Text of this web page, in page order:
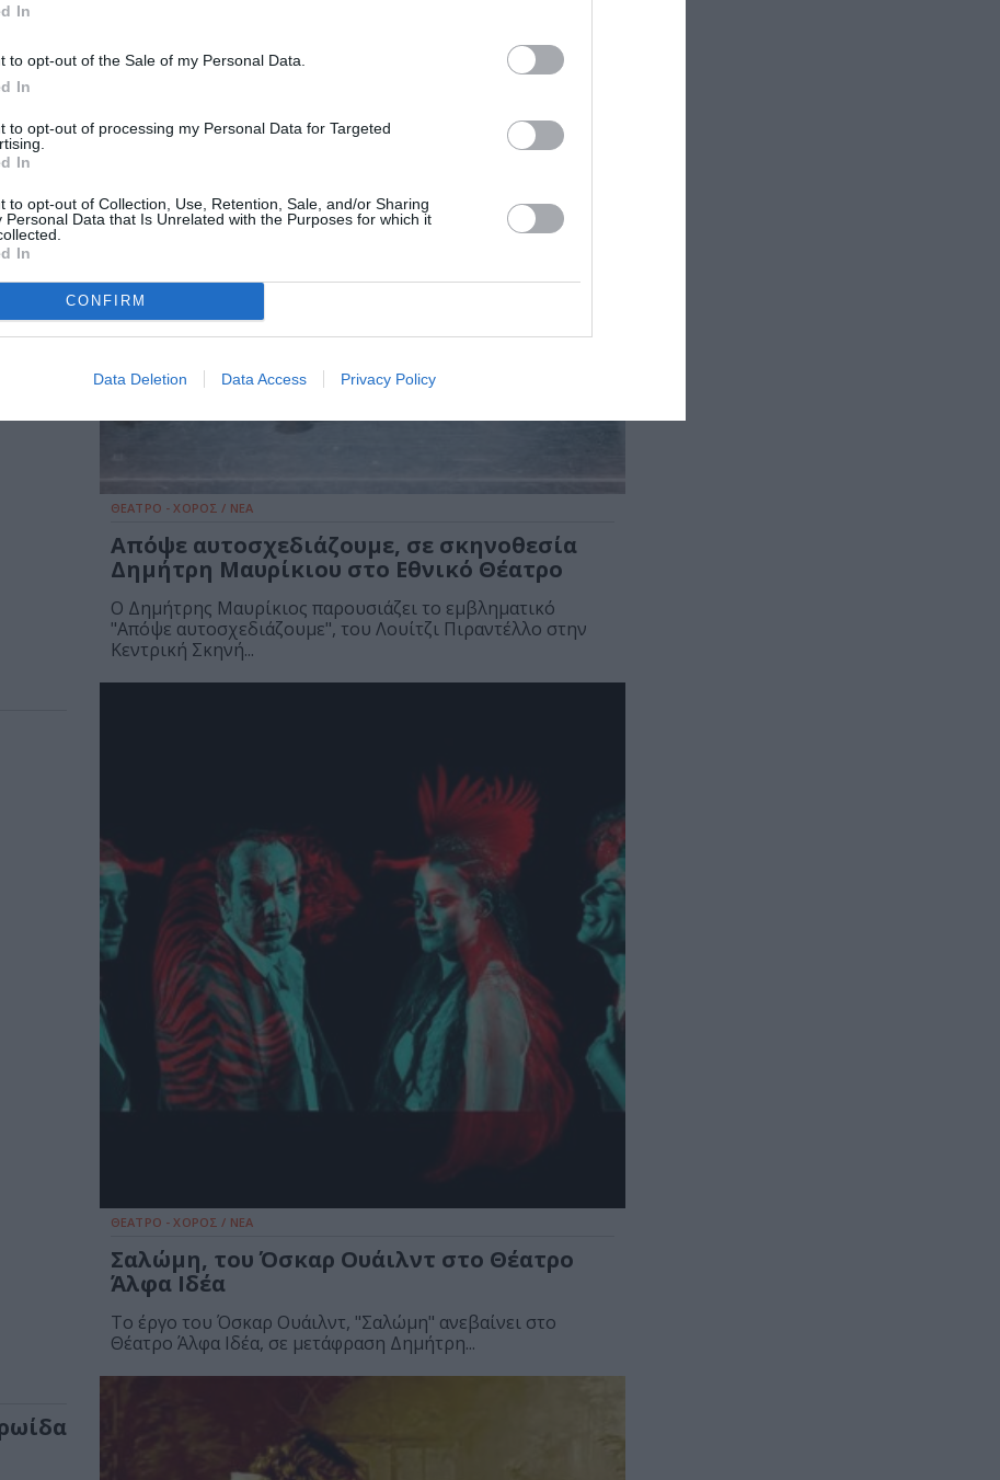
In
to opt-out of the Sale of my Personal Data.
In
to opt-out of processing my Personal Data for Targeted
In
to opt-out of Collection, Use, Retention, Sale, and/or Sharing
Personal Data that Is Unrelated with the Purposes for which it
In
CONFIRM
Data Deletion Data Access Privacy Policy
ΘΕΑΤΡΟ - ΧΟΡΟΣ / ΝΕΑ
Απόψε αυτοσχεδιάζουμε, σε σκηνοθεσία
Δημήτρη Μαυρίκιου στο Εθνικό Θέατρο
Ο Δημήτρης Μαυρίκιος παρουσιάζει το εμβληματικό
"Απόψε αυτοσχεδιάζουμε", του Λουίτζι Πιραντέλλο στην
Κεντρική Σκηνή...
ΘΕΑΤΡΟ - ΧΟΡΟΣ / ΝΕΑ
Σαλώμη, του Όσκαρ Ουάιλντ στο Θέατρο
Άλφα Ιδέα
Το έργο του Όσκαρ Ουάιλντ, "Σαλώμη" ανεβαίνει στο
Θέατρο Άλφα Ιδέα, σε μετάφραση Δημήτρη...